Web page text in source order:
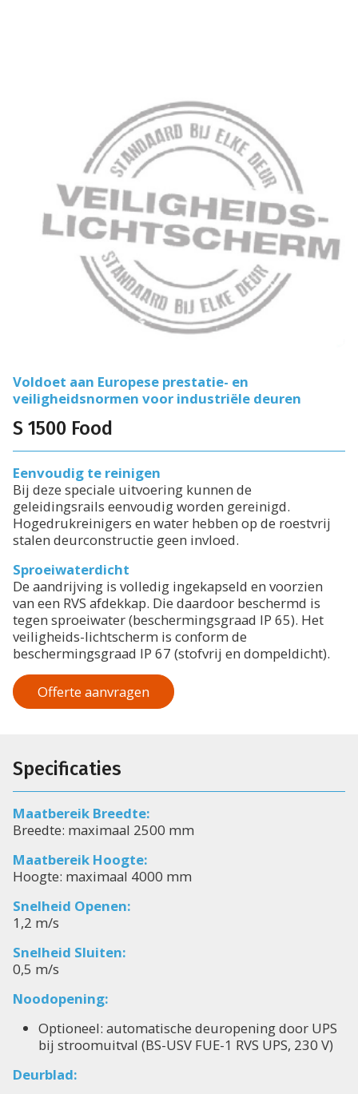
Voldoet aan Europese prestatie- en
veiligheidsnormen voor industriële deuren
S 1500 Food
Eenvoudig te reinigen
Bij deze speciale uitvoering kunnen de
geleidingsrails eenvoudig worden gereinigd.
Hogedrukreinigers en water hebben op de roestvrij
stalen deurconstructie geen invloed.
Sproeiwaterdicht
De aandrijving is volledig ingekapseld en voorzien
van een RVS afdekkap. Die daardoor beschermd is
tegen sproeiwater (beschermingsgraad IP 65). Het
veiligheids-lichtscherm is conform de
beschermingsgraad IP 67 (stofvrij en dompeldicht).
Offerte aanvragen
Specificaties
Maatbereik Breedte:
Breedte: maximaal 2500 mm
Maatbereik Hoogte:
Hoogte: maximaal 4000 mm
Snelheid Openen:
1,2 m/s
Snelheid Sluiten:
0,5 m/s
Noodopening:
Optioneel: automatische deuropening door UPS
bij stroomuitval (BS-USV FUE-1 RVS UPS, 230 V)
Deurblad: